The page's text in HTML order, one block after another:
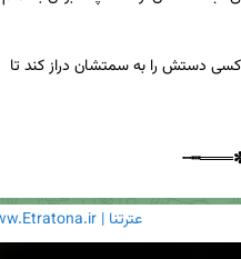
عترتنا | www.Etratona.ir